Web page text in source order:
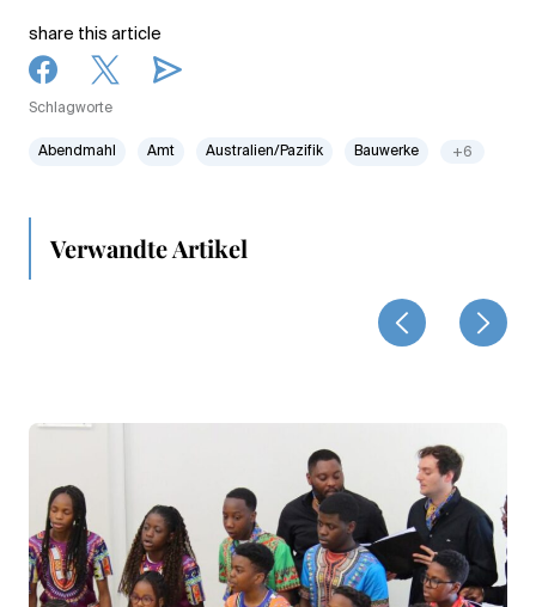
share this article
Schlagworte
Abendmahl Amt Australien/Pazifik Bauwerke +6
Verwandte Artikel